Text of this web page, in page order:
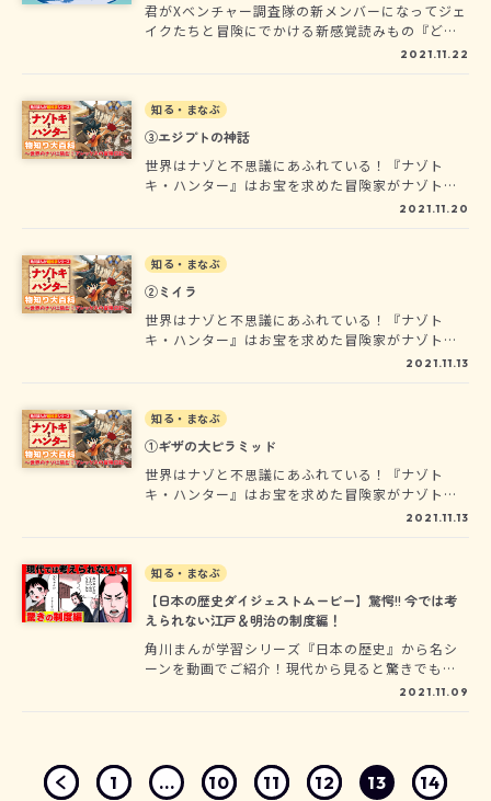
君がXベンチャー調査隊の新メンバーになってジェ
イクたちと冒険にでかける新感覚読みもの『どっ
ちが強い!? 記憶の島』が連載開始！今回ダーウィ
では、正体不明の巨大な影が目撃されているらし
い…。この冒険の旅では、次に取る行動は自分で
決めるんだ。文章の最後に選択肢があるから、ど
れか選んで進もう。旅の途中でさまざまな動物と
も出会うよ。動物知識を活かしてピンチを乗り切
ろう。君は第５話のベストエンディング「任務大
ー」になってしまったら、最初からまた冒険をや
り直そう。物語のゆくえを決めるのは君自身。さ
2021.11.22
知る・まなぶ
③エジプトの神話
世界はナゾと不思議にあふれている！『ナゾト
キ・ハンター』はお宝を求めた冒険家がナゾトキ
しながら世界各地を冒険するオールカラーまんが
2021.11.20
知る・まなぶ
②ミイラ
世界はナゾと不思議にあふれている！『ナゾト
キ・ハンター』はお宝を求めた冒険家がナゾトキ
しながら世界各地を冒険するオールカラーまんが
2021.11.13
知る・まなぶ
①ギザの大ピラミッド
世界はナゾと不思議にあふれている！『ナゾト
キ・ハンター』はお宝を求めた冒険家がナゾトキ
しながら世界各地を冒険するオールカラーまんが
2021.11.13
知る・まなぶ
【日本の歴史ダイジェストムービー】驚愕!! 今では考
えられない江戸＆明治の制度編！
角川まんが学習シリーズ『日本の歴史』から名シ
ーンを動画でご紹介！現代から見ると驚きでも、
その時代には真剣に考えられた制度の数々。大名
2021.11.09
1 ... 10 11 12 13
14